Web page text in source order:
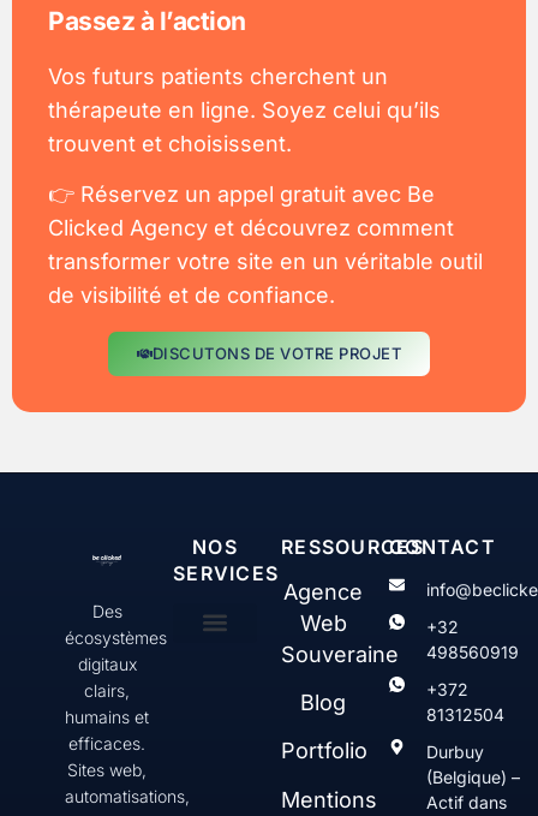
Passez à l’action
Vos futurs patients cherchent un
thérapeute en ligne. Soyez celui qu’ils
trouvent et choisissent.
👉 Réservez un appel gratuit avec Be
Clicked Agency et découvrez comment
transformer votre site en un véritable outil
de visibilité et de confiance.
DISCUTONS DE VOTRE PROJET
Des
écosystèmes
digitaux
clairs,
humains et
efficaces.
Sites web,
automatisations,
NOS
SERVICES
RESSOURCES
Agence
Web
Souveraine
Blog
Portfolio
Mentions
CONTACT
+32
498560919
+372
81312504
Durbuy
(Belgique) –
Actif dans